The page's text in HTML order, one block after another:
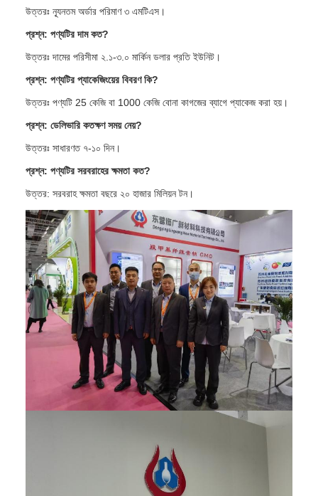
উত্তরঃ ন্যূনতম অর্ডার পরিমাণ ৩ এমটিএস।
প্রশ্ন: পণ্যটির দাম কত?
উত্তরঃ দামের পরিসীমা ২.১-৩.০ মার্কিন ডলার প্রতি ইউনিট।
প্রশ্ন: পণ্যটির প্যাকেজিংয়ের বিবরণ কি?
উত্তরঃ পণ্যটি 25 কেজি বা 1000 কেজি বোনা কাগজের ব্যাগে প্যাকেজ করা হয়।
প্রশ্ন: ডেলিভারি কতক্ষণ সময় নেয়?
উত্তরঃ সাধারণত ৭-১০ দিন।
প্রশ্ন: পণ্যটির সরবরাহের ক্ষমতা কত?
উত্তর: সরবরাহ ক্ষমতা বছরে ২০ হাজার মিলিয়ন টন।